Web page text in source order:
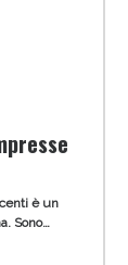
è un
Sono
di arancia.
quali